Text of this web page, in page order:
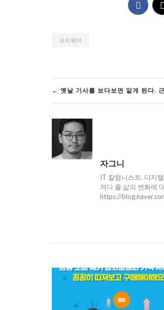
프리웨어
글
탐
색
← 옛날 기사를 보다보면 알게 된다.
자그니
IT 칼럼니스트. 디지
져다 줄 삶의 변화에
https://